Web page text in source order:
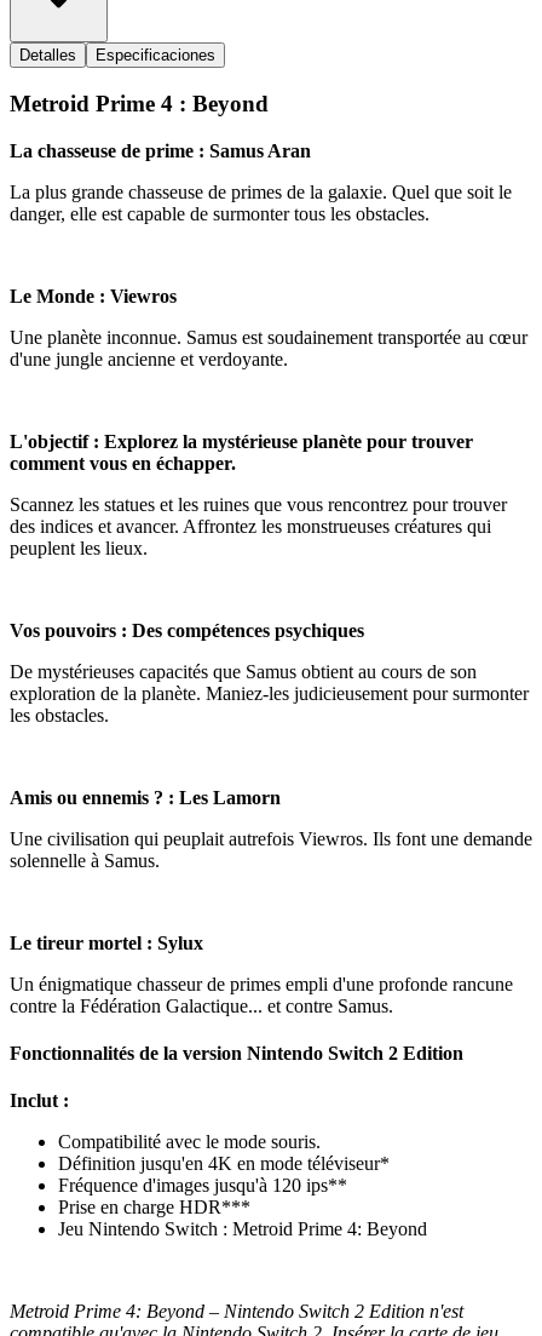
Detalles Especificaciones
Metroid Prime 4 : Beyond
La chasseuse de prime : Samus Aran
La plus grande chasseuse de primes de la galaxie. Quel que soit le
danger, elle est capable de surmonter tous les obstacles.
Le Monde : Viewros
Une planète inconnue. Samus est soudainement transportée au cœur
d'une jungle ancienne et verdoyante.
L'objectif : Explorez la mystérieuse planète pour trouver
comment vous en échapper.
Scannez les statues et les ruines que vous rencontrez pour trouver
des indices et avancer. Affrontez les monstrueuses créatures qui
peuplent les lieux.
Vos pouvoirs : Des compétences psychiques
De mystérieuses capacités que Samus obtient au cours de son
exploration de la planète. Maniez-les judicieusement pour surmonter
les obstacles.
Amis ou ennemis ? : Les Lamorn
Une civilisation qui peuplait autrefois Viewros. Ils font une demande
solennelle à Samus.
Le tireur mortel : Sylux
Un énigmatique chasseur de primes empli d'une profonde rancune
contre la Fédération Galactique... et contre Samus.
Fonctionnalités de la version Nintendo Switch 2 Edition
Inclut :
Compatibilité avec le mode souris.
Définition jusqu'en 4K en mode téléviseur*
Fréquence d'images jusqu'à 120 ips**
Prise en charge HDR***
Jeu Nintendo Switch : Metroid Prime 4: Beyond
Metroid Prime 4: Beyond – Nintendo Switch 2 Edition n'est